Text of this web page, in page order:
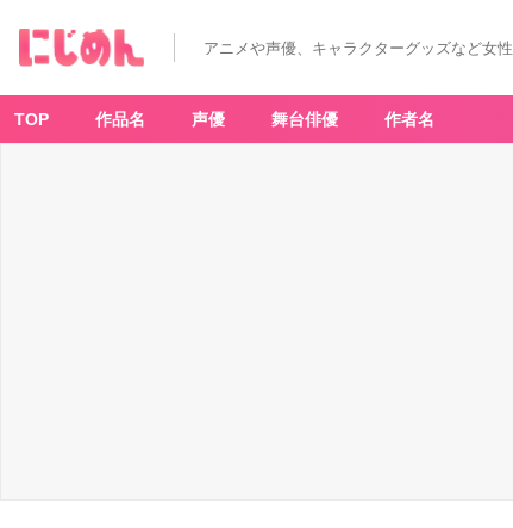
アニメや声優、キャラクターグッズなど女
TOP 作品名 声優 舞台俳優 作者名